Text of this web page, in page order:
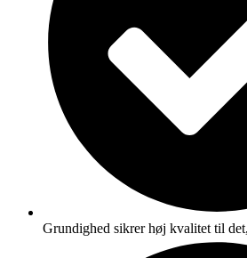
Grundighed sikrer høj kvalitet til